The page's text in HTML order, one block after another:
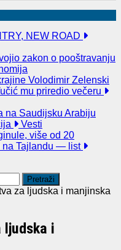
NEW ROAD
zakon o pooštravanju
Volodimir Zelenski
mu priredio večeru
na Saudijsku Arabiju
Vesti
više od 20
na Tajlandu — list
za ljudska i manjinska
i